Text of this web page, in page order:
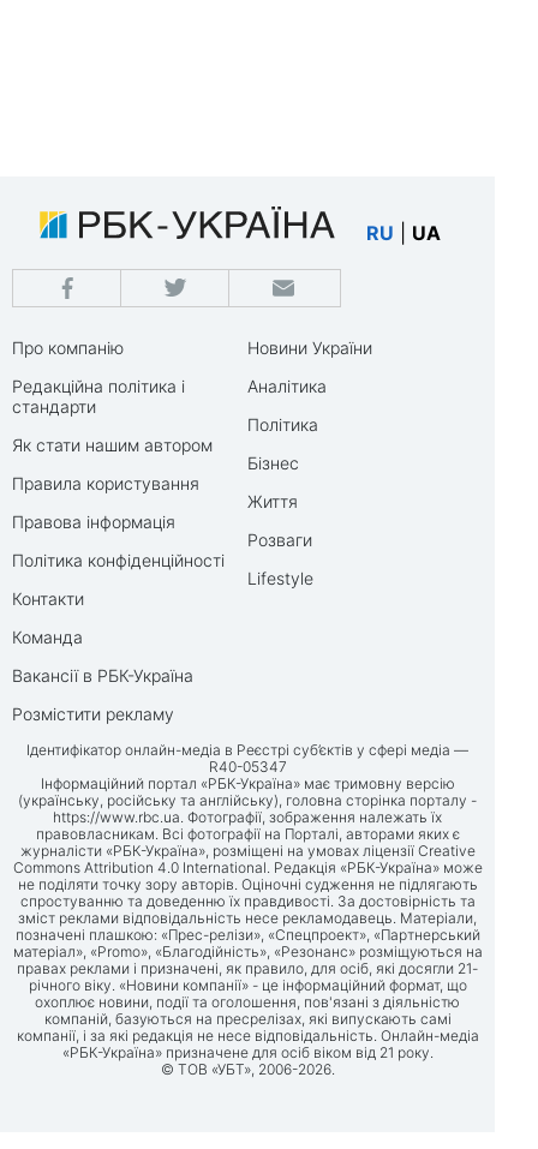
RU UA
Про компанію
Редакційна політика і
стандарти
Як стати нашим автором
Правила користування
Правова інформація
Політика конфіденційності
Контакти
Команда
Вакансії в РБК-Україна
Розмістити рекламу
Новини України
Аналітика
Політика
Бізнес
Життя
Розваги
Lifestyle
Ідентифікатор онлайн-медіа в Реєстрі суб’єктів у сфері медіа —
R40-05347
Інформаційний портал «РБК-Україна» має тримовну версію
(українську, російську та англійську), головна сторінка порталу -
https://www.rbc.ua. Фотографії, зображення належать їх
правовласникам. Всі фотографії на Порталі, авторами яких є
журналісти «РБК-Україна», розміщені на умовах ліцензії Creative
Commons Attribution 4.0 International. Редакція «РБК-Україна» може
не поділяти точку зору авторів. Оціночні судження не підлягають
спростуванню та доведенню їх правдивості. За достовірність та
зміст реклами відповідальність несе рекламодавець. Матеріали,
позначені плашкою: «Прес-релізи», «Спецпроект», «Партнерський
матеріал», «Promo», «Благодійність», «Резонанс» розміщуються на
правах реклами і призначені, як правило, для осіб, які досягли 21-
річного віку. «Новини компанії» - це інформаційний формат, що
охоплює новини, події та оголошення, пов'язані з діяльністю
компаній, базуються на пресрелізах, які випускають самі
компанії, і за які редакція не несе відповідальність. Онлайн-медіа
«РБК-Україна» призначене для осіб віком від 21 року.
© ТОВ «УБТ», 2006-2026.